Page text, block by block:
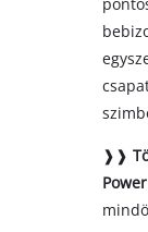
❱❱